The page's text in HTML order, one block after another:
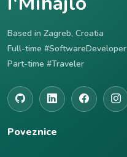
Based in Zagreb, Croatia
Full-time #SoftwareDeveloper
Part-time #Traveler
Poveznice